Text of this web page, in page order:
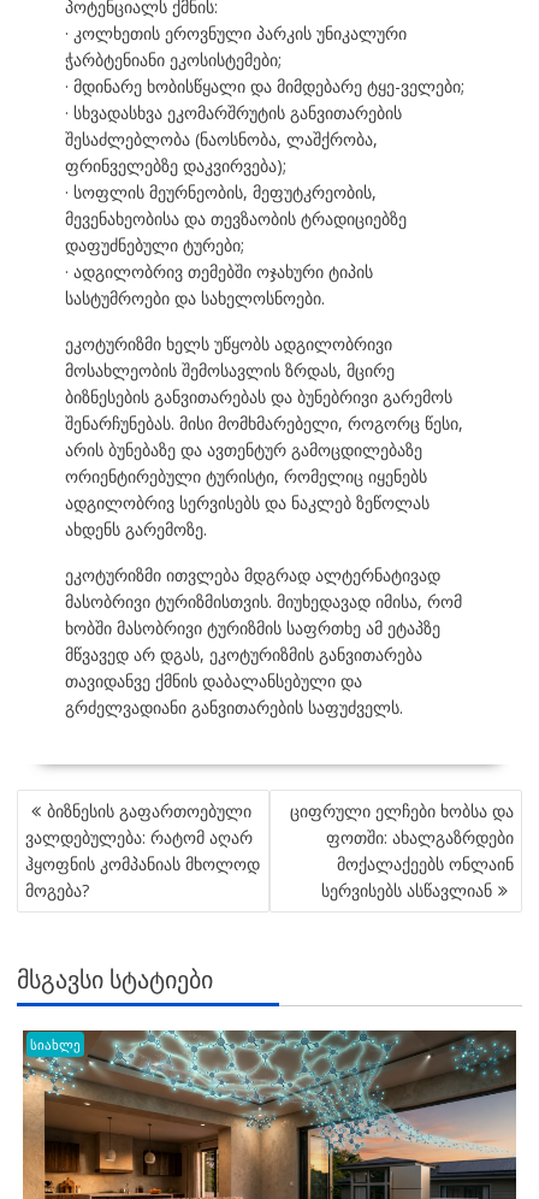
პოტენციალს ქმნის:
· კოლხეთის ეროვნული პარკის უნიკალური
ჭარბტენიანი ეკოსისტემები;
· მდინარე ხობისწყალი და მიმდებარე ტყე-ველები;
· სხვადასხვა ეკომარშრუტის განვითარების
შესაძლებლობა (ნაოსნობა, ლაშქრობა,
ფრინველებზე დაკვირვება);
· სოფლის მეურნეობის, მეფუტკრეობის,
მევენახეობისა და თევზაობის ტრადიციებზე
დაფუძნებული ტურები;
· ადგილობრივ თემებში ოჯახური ტიპის
სასტუმროები და სახელოსნოები.
ეკოტურიზმი ხელს უწყობს ადგილობრივი
მოსახლეობის შემოსავლის ზრდას, მცირე
ბიზნესების განვითარებას და ბუნებრივი გარემოს
შენარჩუნებას. მისი მომხმარებელი, როგორც წესი,
არის ბუნებაზე და ავთენტურ გამოცდილებაზე
ორიენტირებული ტურისტი, რომელიც იყენებს
ადგილობრივ სერვისებს და ნაკლებ ზეწოლას
ახდენს გარემოზე.
ეკოტურიზმი ითვლება მდგრად ალტერნატივად
მასობრივი ტურიზმისთვის. მიუხედავად იმისა, რომ
ხობში მასობრივი ტურიზმის საფრთხე ამ ეტაპზე
მწვავედ არ დგას, ეკოტურიზმის განვითარება
თავიდანვე ქმნის დაბალანსებული და
გრძელვადიანი განვითარების საფუძველს.
POST
NAVIGATION
ბიზნესის გაფართოებული
ვალდებულება: რატომ აღარ
ჰყოფნის კომპანიას მხოლოდ
მოგება?
ციფრული ელჩები ხობსა და
ფოთში: ახალგაზრდები
მოქალაქეებს ონლაინ
სერვისებს ასწავლიან
ᲛᲡᲒᲐᲕᲡᲘ ᲡᲢᲐᲢᲘᲔᲑᲘ
სიახლე